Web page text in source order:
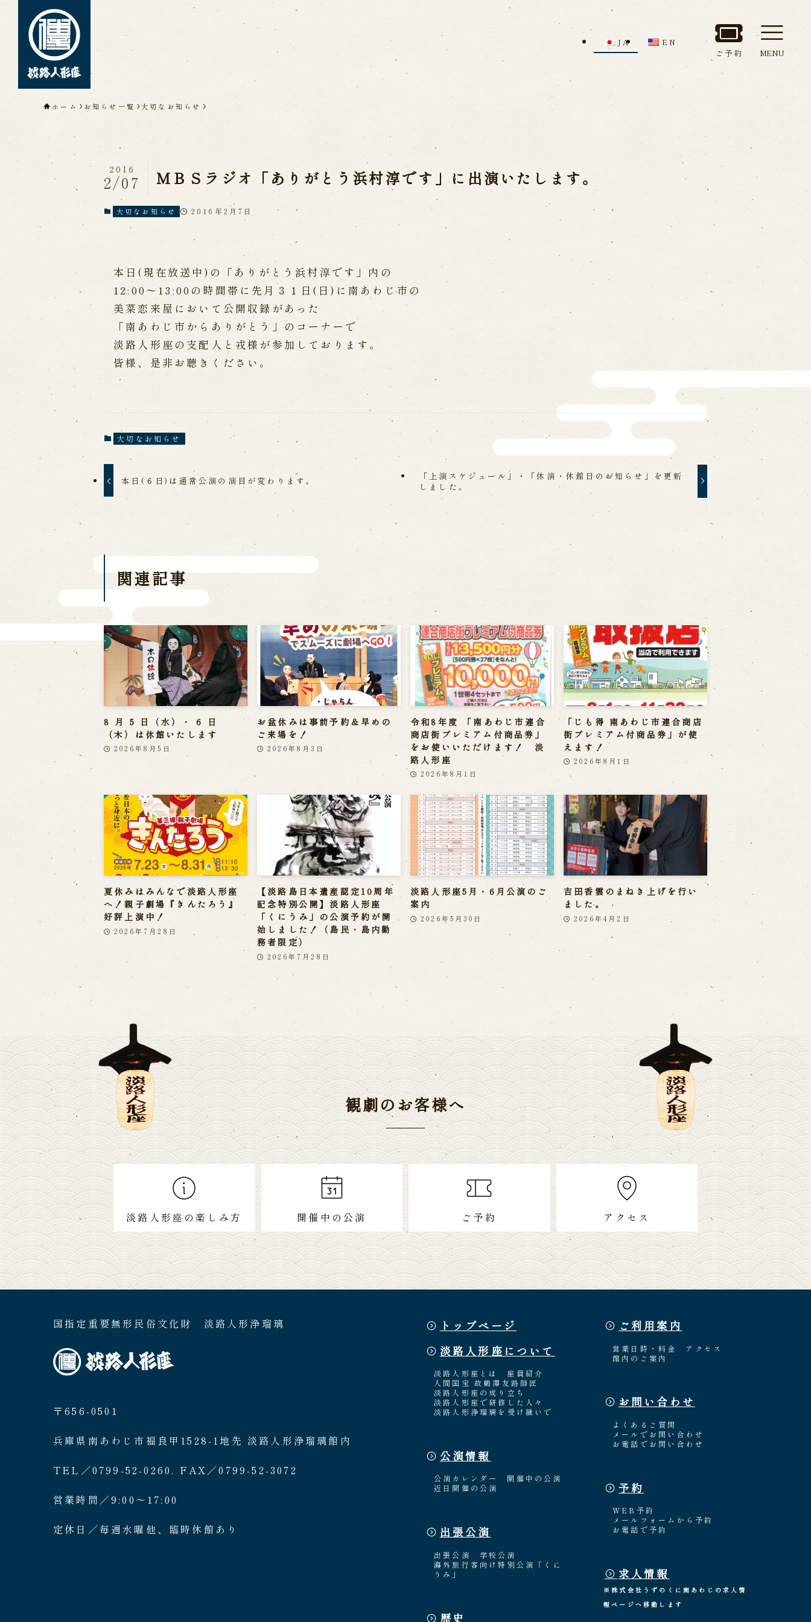
淡路人形座について
人間国宝 故鶴澤友路師匠
淡路人形浄瑠璃を受け継いで
公演情報
近日開催の公演
出張公演
出張公演 学校公演 海外旅行客向け特別公演「くにうみ」
歴史
淡路島と国生み神話
淡路人形の広がり
南あわじ市の伝統芸能
アクセス
よくあるご質問
メールでお問い合わせ
お電話でお問い合わせ
予約
WEB予約 メールフォームから予約
関連施設
通販サイトうずのくに
道の駅うずしお
うずの丘大鳴門橋記念館
JA EN
ご予約 MENU
ホーム お知らせ一覧 大切なお知らせ
ＭＢＳラジオ「ありがとう浜村淳です」に出演いたします。
2016
2/07
大切なお知らせ 2016年2月7日
本日(現在放送中)の「ありがとう浜村淳です」内の
12:00～13:00の時間帯に先月３１日(日)に南あわじ市の
美菜恋来屋において公開収録があった
「南あわじ市からありがとう」のコーナーで
淡路人形座の支配人と戎様が参加しております。
皆様、是非お聴きください。
大切なお知らせ
本日(６日)は通常公演の演目が変わります。
「上演スケジュール」・「休演・休館日のお知らせ」を更新
しました。
関連記事
8 月 5 日（水）・ 6 日
（木）は休館いたします
2026年8月5日
お盆休みは事前予約＆早めの
ご来場を！
2026年8月3日
令和8年度 「南あわじ市連合
商店街プレミアム付商品券」
をお使いいただけます！ 淡
路人形座
2026年8月1日
「じも得 南あわじ市連合商店
街プレミアム付商品券」が使
えます！
2026年8月1日
夏休みはみんなで淡路人形座
へ！親子劇場『きんたろう』
好評上演中！
2026年7月28日
【淡路島日本遺産認定10周年
記念特別公開】淡路人形座
「くにうみ」の公演予約が開
始しました！（島民・島内勤
務者限定）
2026年7月28日
淡路人形座5月・6月公演のご
案内
2026年5月30日
吉田香雲のまねき上げを行い
ました。
2026年4月2日
観劇のお客様へ
淡路人形座の楽しみ方 開催中の公演 ご予約 アクセス
国指定重要無形民俗文化財 淡路人形浄瑠璃
〒656-0501
兵庫県南あわじ市福良甲1528-1地先 淡路人形浄瑠璃館内
TEL／0799-52-0260. FAX／0799-52-3072
営業時間／9:00〜17:00
定休日／毎週水曜他、臨時休館あり
トップページ
淡路人形座について
淡路人形座とは
座員紹介
人間国宝 故鶴澤友路師匠
淡路人形座の成り立ち
淡路人形座で研修した人々
淡路人形浄瑠璃を受け継いで
公演情報
公演カレンダー
開催中の公演
近日開催の公演
出張公演
出張公演
学校公演
海外旅行客向け特別公演「くに
うみ」
歴史
ご利用案内
営業日時・料金
アクセス
館内のご案内
お問い合わせ
よくあるご質問
メールでお問い合わせ
お電話でお問い合わせ
予約
WEB予約
メールフォームから予約
お電話で予約
求人情報
※株式会社うずのくに南あわじの求人情
報ページへ移動します